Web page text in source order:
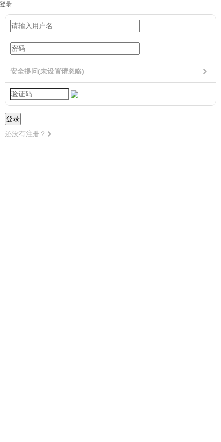
登录
安全提问(未设置请忽略)
登录
还没有注册？